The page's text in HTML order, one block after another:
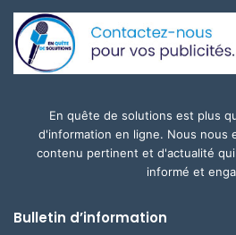
En quête de solutions est plus
d'information en ligne. Nous nous
contenu pertinent et d'actualité
informé et
Bulletin d’information